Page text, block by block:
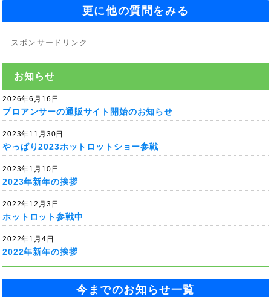
更に他の質問をみる
スポンサードリンク
お知らせ
2026年6月16日
プロアンサーの通販サイト開始のお知らせ
2023年11月30日
やっぱり2023ホットロットショー参戦
2023年1月10日
2023年新年の挨拶
2022年12月3日
ホットロット参戦中
2022年1月4日
2022年新年の挨拶
今までのお知らせ一覧